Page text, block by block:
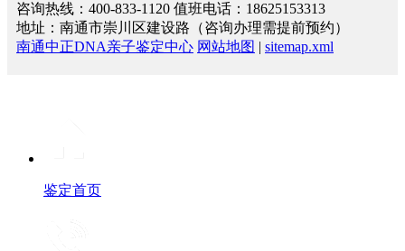
咨询热线：400-833-1120 值班电话：18625153313
地址：南通市崇川区建设路（咨询办理需提前预约）
南通中正DNA亲子鉴定中心 网站地图 | sitemap.xml
鉴定首页